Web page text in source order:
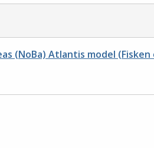
(NoBa) Atlantis model (Fisken